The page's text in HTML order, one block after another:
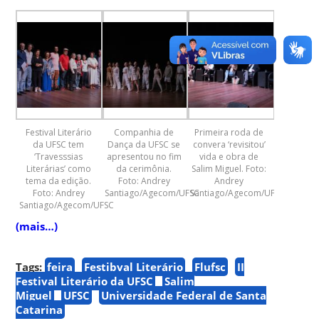
Festival Literário
da UFSC tem
‘Travesssias
Literárias’ como
tema da edição.
Foto: Andrey
Santiago/Agecom/UFSC
Companhia de
Dança da UFSC se
apresentou no fim
da cerimônia.
Foto: Andrey
Santiago/Agecom/UFSC
Primeira roda de
convera ‘revisitou’
vida e obra de
Salim Miguel. Foto:
Andrey
Santiago/Agecom/UFSC
(mais…)
Tags: feira Festibval Literário Flufsc
II
Festival Literário da UFSC
Salim
Miguel
UFSC
Universidade Federal de Santa
Catarina